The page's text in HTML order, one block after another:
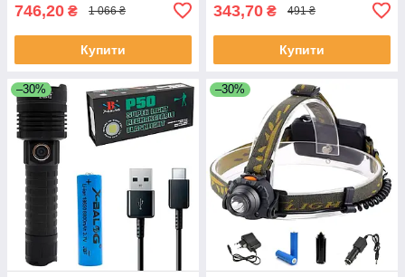
746,20 ₴ 1 066 ₴
Купити
343,70 ₴ 491 ₴
Купити
–30% –30%